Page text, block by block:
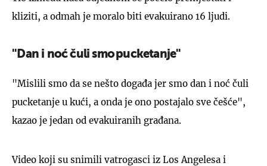
kliziti, a odmah je moralo biti evakuirano 16 ljudi.
''Dan i noć čuli smopucketanje''
"Mislili smo da se nešto događa jer smo dan i noć čuli
pucketanje u kući, a onda je ono postajalo sve češće",
kazao je jedan od evakuiranih građana.
Video koji su snimili vatrogasci iz Los Angelesa i